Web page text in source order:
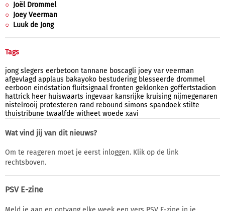
Joël Drommel
Joey Veerman
Luuk de Jong
Tags
jong slegers eerbetoon tannane boscagli joey var veerman
afgevlagd applaus bakayoko bestudering blesseerde drommel
eerboon eindstation fluitsignaal fronten geklonken goffertstadion
hattrick heer huiswaarts ingevaar kansrijke kruising nijmegenaren
nistelrooij protesteren rand rebound simons spandoek stilte
thuistribune twaalfde witheet woede xavi
Wat vind jij van dit nieuws?
Om te reageren moet je eerst inloggen. Klik op de link
rechtsboven.
PSV E-zine